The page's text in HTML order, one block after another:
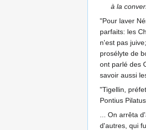
à la
"Pour laver
parfaits: les
n'est pas
prosélyte de
ont parlé des
savoir aussi
"Tigellin,
Pontius
... On arrêta
d'autres, qui